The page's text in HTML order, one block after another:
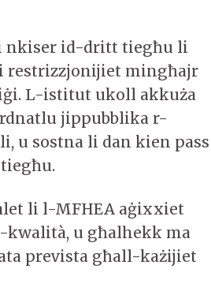
nkiser id-dritt tiegħu li
restrizzjonijiet mingħajr
L-istitut ukoll akkuża
jippubblika r-
u sostna li dan kien pass
li l-MFHEA aġixxiet
u għalhekk ma
prevista għall-każijiet